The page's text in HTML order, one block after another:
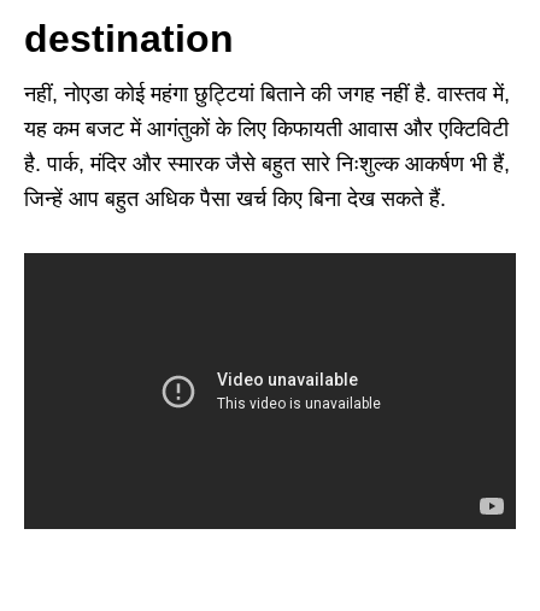
destination
नहीं, नोएडा कोई महंगा छुट्टियां बिताने की जगह नहीं है. वास्तव में,
यह कम बजट में आगंतुकों के लिए किफायती आवास और एक्टिविटी
है. पार्क, मंदिर और स्मारक जैसे बहुत सारे निःशुल्क आकर्षण भी हैं,
जिन्हें आप बहुत अधिक पैसा खर्च किए बिना देख सकते हैं.